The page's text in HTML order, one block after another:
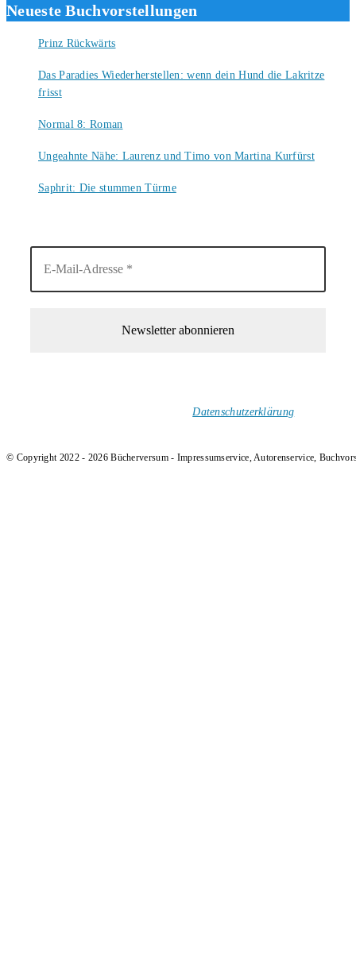
Neueste Buchvorstellungen
Prinz Rückwärts
Das Paradies Wiederherstellen: wenn dein Hund die Lakritze
frisst
Normal 8: Roman
Ungeahnte Nähe: Laurenz und Timo von Martina Kurfürst
Saphrit: Die stummen Türme
Datenschutzerklärung
© Copyright 2022 - 2026 Bücherversum - Impressumservice, Autorenservice,